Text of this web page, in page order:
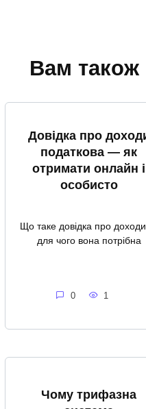
Вам також
Довідка про
податкова — як
отримати онлайн і
особисто
Що таке довідка про
для чого вона потрібна
0 1
Чому трифазна